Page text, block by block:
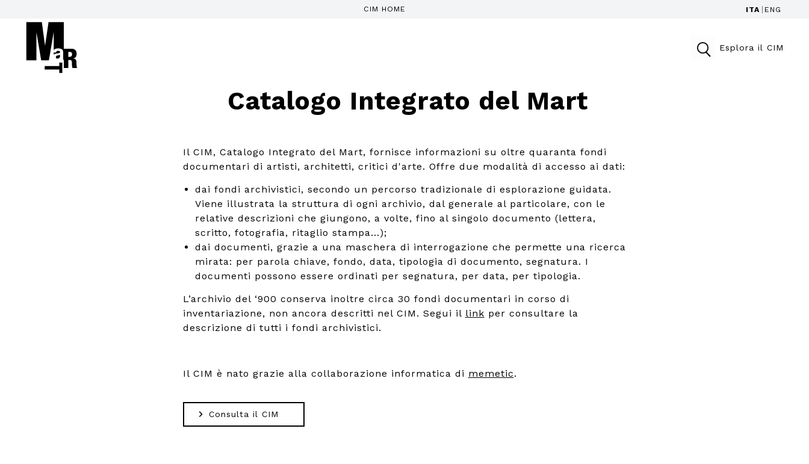
CIM HOME ITA ENG
Esplora il CIM
Catalogo Integrato del Mart
Il CIM, Catalogo Integrato del Mart, fornisce informazioni su oltre quaranta fondi
documentari di artisti, architetti, critici d'arte. Offre due modalità di accesso ai dati:
dai fondi archivistici, secondo un percorso tradizionale di esplorazione guidata.
Viene illustrata la struttura di ogni archivio, dal generale al particolare, con le
relative descrizioni che giungono, a volte, fino al singolo documento (lettera,
scritto, fotografia, ritaglio stampa...);
dai documenti, grazie a una maschera di interrogazione che permette una ricerca
mirata: per parola chiave, fondo, data, tipologia di documento, segnatura. I
documenti possono essere ordinati per segnatura, per data, per tipologia.
L’archivio del ‘900 conserva inoltre circa 30 fondi documentari in corso di
inventariazione, non ancora descritti nel CIM. Segui il link per consultare la
descrizione di tutti i fondi archivistici.
Il CIM è nato grazie alla collaborazione informatica di memetic.
Consulta il CIM